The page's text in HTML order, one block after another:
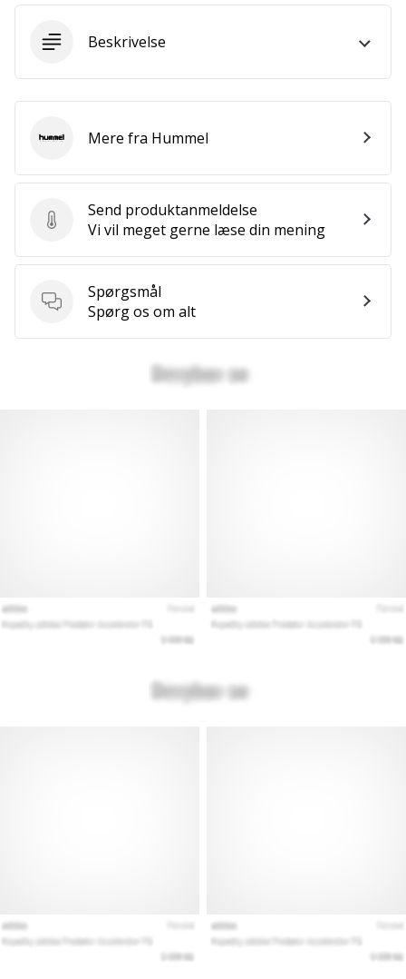
artikler
Beskrivelse
Send produktanmeldelse
Send produktanmeldelse
Vi vil meget gerne læse din mening
Spørgsmål
Spørgsmål
Spørg os om alt
HummelMere fra Hummel